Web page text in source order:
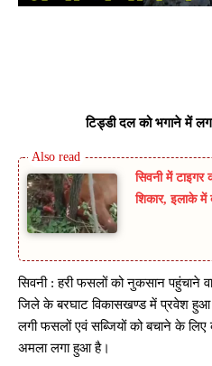
टिड्डी दल को भगाने में
सिवनी में
शिकार, इलाके में
सिवनी : हरी फसलों को नुकसान पहुंचाने
जिले के बरघाट विकासखण्ड में प्रवेश
लगी फसलों एवं सब्जियों को बचाने के लिए
अमला लगा हुआ है।